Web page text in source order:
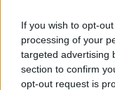
If you wish to opt-
processing of your
targeted advertising
section to confirm
opt-out request is